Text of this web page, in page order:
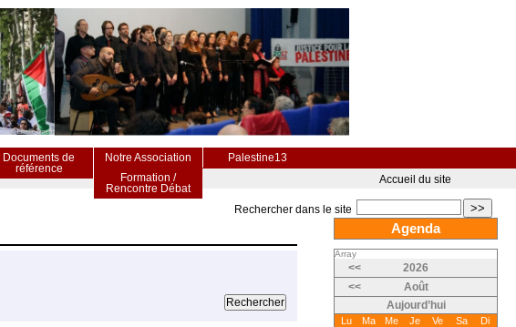
Documents de
référence
Notre Association
Palestine13
Formation /
Rencontre Débat
>>
Rechercher dans le site
Accueil du site
Agenda
Array
<<
2026
<<
Août
Aujourd’hui
Lu Ma Me Je Ve Sa
Di